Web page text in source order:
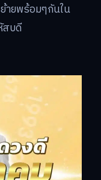
ายพร้อมๆกันใน
สบดี